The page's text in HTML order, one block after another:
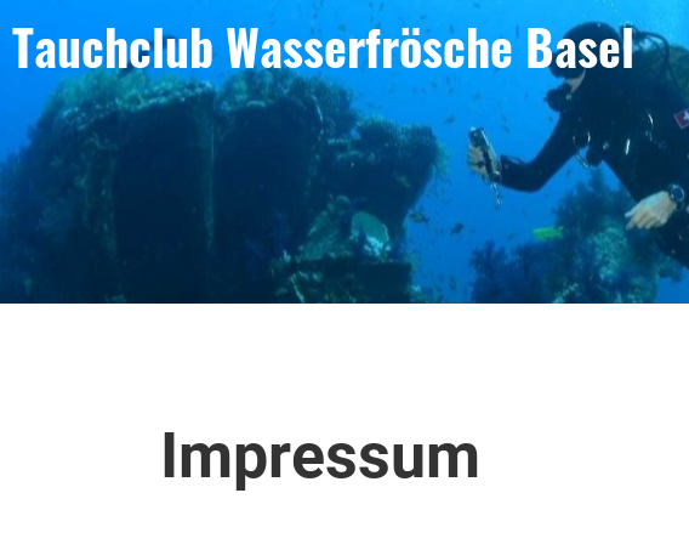
Tauchclub Wasserfrösche Basel
Impressum